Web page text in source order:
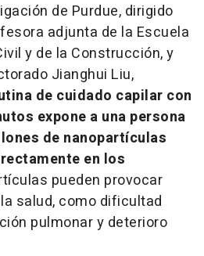
de Purdue, dirigido
adjunta de la Escuela
y de la Construcción, y
Jianghui Liu,
de cuidado capilar con
expone a una persona
de nanopartículas
en los
pueden provocar
salud, como dificultad
pulmonar y deterioro